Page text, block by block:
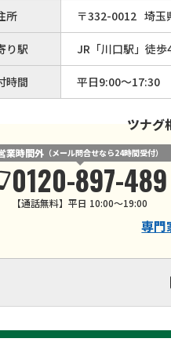
所 〒332-0012 埼玉
り駅 JR「川口駅」徒歩
時間 平日9:00～17:30
ツナグ
業時間外（メール問合せなら24時間受付）
0120-897-489
【通話無料】平日 10:00～19:00
専門